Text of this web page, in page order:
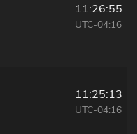
11:26:55
UTC-04:16
11:25:13
UTC-04:16